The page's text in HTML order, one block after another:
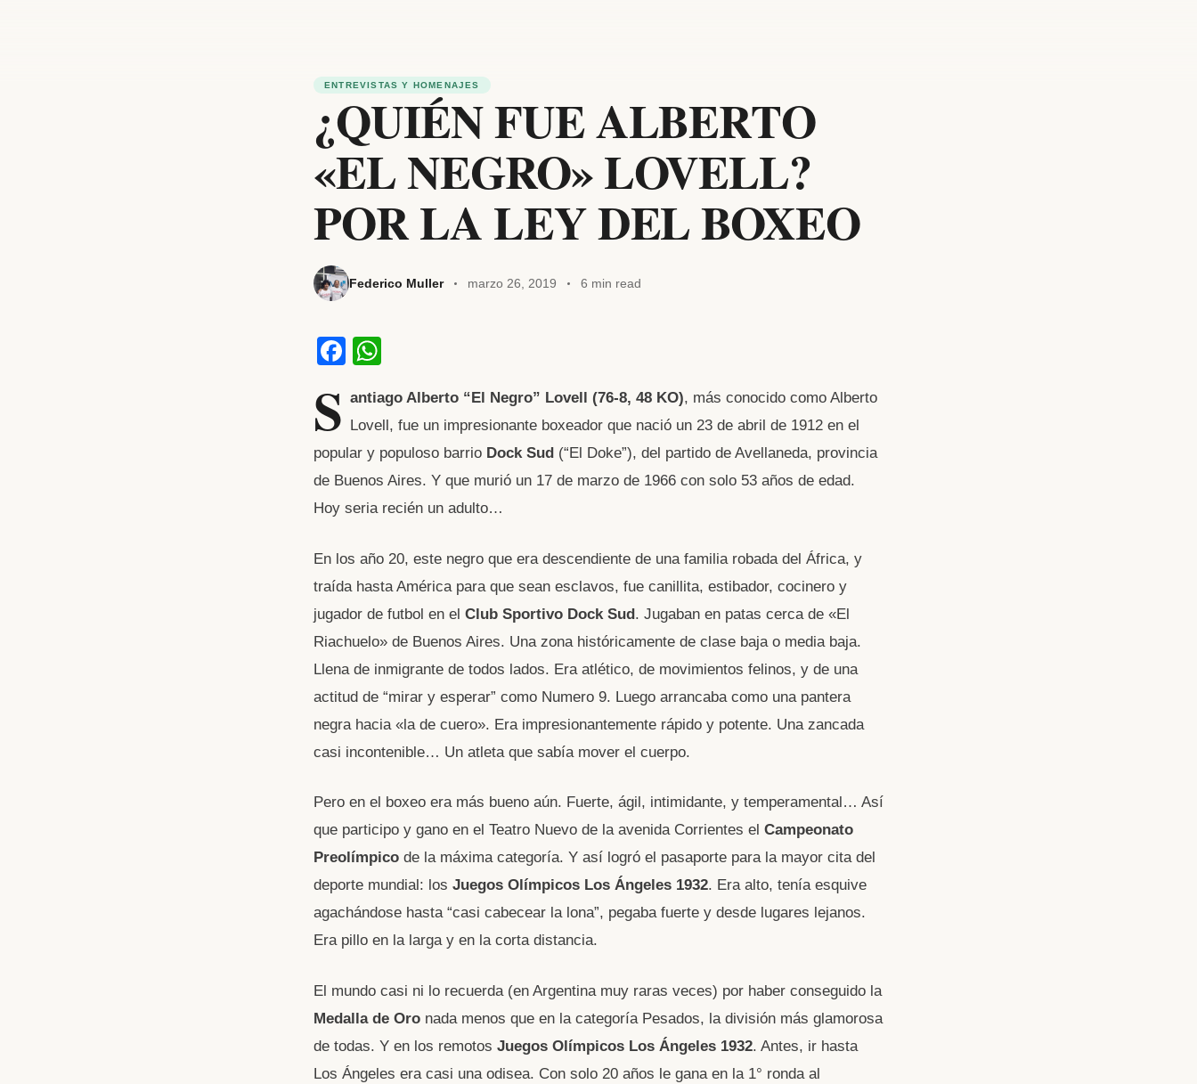
ENTREVISTAS Y HOMENAJES
¿QUIÉN FUE ALBERTO
«EL NEGRO» LOVELL?
POR LA LEY DEL BOXEO
Federico Muller marzo 26, 2019 6 min read
F
c
e
b
o
o
k
at
s
A
p
p
S antiago Alberto “El Negro” Lovell (76-8, 48 KO), más conocido como Alberto
Lovell, fue un impresionante boxeador que nació un 23 de abril de 1912 en el
popular y populoso barrio Dock Sud (“El Doke”), del partido de Avellaneda, provincia
de Buenos Aires. Y que murió un 17 de marzo de 1966 con solo 53 años de edad.
Hoy seria recién un adulto…
En los año 20, este negro que era descendiente de una familia robada del África, y
traída hasta América para que sean esclavos, fue canillita, estibador, cocinero y
jugador de futbol en el Club Sportivo Dock Sud. Jugaban en patas cerca de «El
Riachuelo» de Buenos Aires. Una zona históricamente de clase baja o media baja.
Llena de inmigrante de todos lados. Era atlético, de movimientos felinos, y de una
actitud de “mirar y esperar” como Numero 9. Luego arrancaba como una pantera
negra hacia «la de cuero». Era impresionantemente rápido y potente. Una zancada
casi incontenible… Un atleta que sabía mover el cuerpo.
Pero en el boxeo era más bueno aún. Fuerte, ágil, intimidante, y temperamental… Así
que participo y gano en el Teatro Nuevo de la avenida Corrientes el Campeonato
Preolímpico de la máxima categoría. Y así logró el pasaporte para la mayor cita del
deporte mundial: los Juegos Olímpicos Los Ángeles 1932. Era alto, tenía esquive
agachándose hasta “casi cabecear la lona”, pegaba fuerte y desde lugares lejanos.
Era pillo en la larga y en la corta distancia.
El mundo casi ni lo recuerda (en Argentina muy raras veces) por haber conseguido la
Medalla de Oro nada menos que en la categoría Pesados, la división más glamorosa
de todas. Y en los remotos Juegos Olímpicos Los Ángeles 1932. Antes, ir hasta
Los Ángeles era casi una odisea. Con solo 20 años le gana en la 1° ronda al